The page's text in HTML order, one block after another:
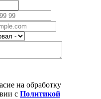
на обработку
с Политикой